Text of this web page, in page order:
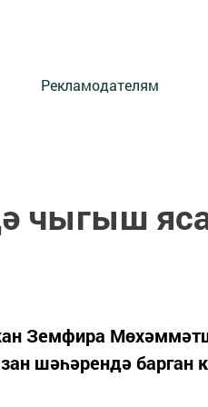
Рекламодателям
чыгыш
Земфира
шәһәрендә барган